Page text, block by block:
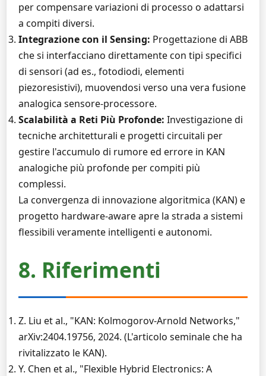
per compensare variazioni di processo o adattarsi
a compiti diversi.
Integrazione con il Sensing: Progettazione di ABB
che si interfacciano direttamente con tipi specifici
di sensori (ad es., fotodiodi, elementi
piezoresistivi), muovendosi verso una vera fusione
analogica sensore-processore.
Scalabilità a Reti Più Profonde: Investigazione di
tecniche architetturali e progetti circuitali per
gestire l'accumulo di rumore ed errore in KAN
analogiche più profonde per compiti più
complessi.
La convergenza di innovazione algoritmica (KAN) e
progetto hardware-aware apre la strada a sistemi
flessibili veramente intelligenti e autonomi.
8. Riferimenti
Z. Liu et al., "KAN: Kolmogorov-Arnold Networks,"
arXiv:2404.19756, 2024. (L'articolo seminale che ha
rivitalizzato le KAN).
Y. Chen et al., "Flexible Hybrid Electronics: A